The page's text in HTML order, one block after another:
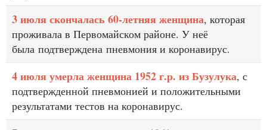
3 июля скончалась 60-летняя женщина, которая
проживала в Первомайском районе. У неё
была подтверждена пневмония и коронавирус.
4 июля умерла женщина 1952 г.р. из Бузулука, с
подтвержденной пневмонией и положительными
результатами тестов на коронавирус.